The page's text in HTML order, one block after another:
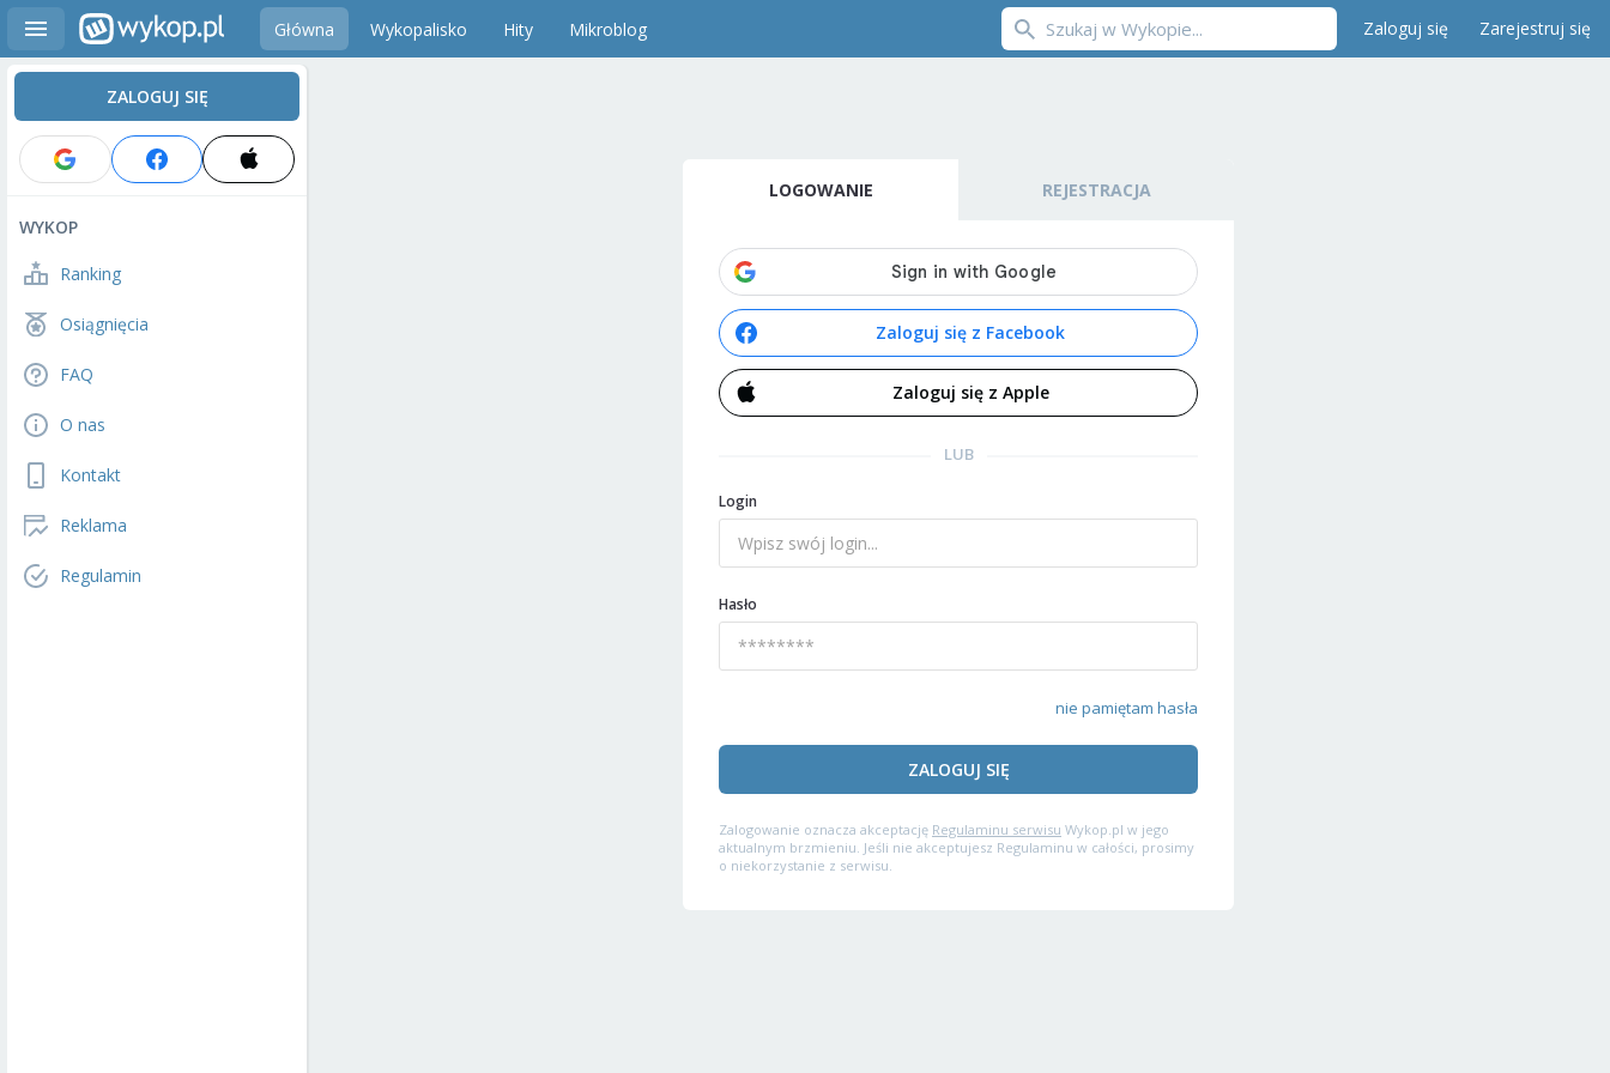
Główna Wykopalisko Hity Mikroblog Zaloguj się Zarejestruj się
ZALOGUJ SIĘ
WYKOP
Ranking
Osiągnięcia
FAQ
O nas
Kontakt
Reklama
Regulamin
LOGOWANIE REJESTRACJA
Zaloguj się z Facebook
Zaloguj się z Apple
LUB
Login
Hasło
nie pamiętam hasła
ZALOGUJ SIĘ
Zalogowanie oznacza akceptację Regulaminu serwisu Wykop.pl w jego
aktualnym brzmieniu. Jeśli nie akceptujesz Regulaminu w całości, prosimy
o niekorzystanie z serwisu.